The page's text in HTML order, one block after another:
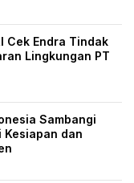
Cek Endra Tindak
Lingkungan PT
Sambangi
Kesiapan dan